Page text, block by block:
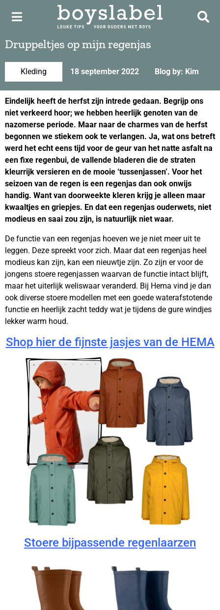
Druppeltjes op mijn regenjas
Kleding 18 september 2022 Blog by: Kim
Eindelijk heeft de herfst zijn intrede gedaan. Begrijp ons
niet verkeerd hoor; we hebben heerlijk genoten van de
nazomerse periode. Maar naar de charmes van de herfst
begonnen we stiekem ook te verlangen. Ja, wat ons betreft
werd het echt eens tijd voor de geur van het natte asfalt na
een fixe regenbui, de vallende bladeren die de straten
kleurrijk versieren en de mooie ‘tussenjassen’. Voor het
seizoen van de regen is een regenjas dan ook onwijs
handig. Want van doorweekte kleren krijg je alleen maar
kwaaltjes en griepjes. En dat een regenjas ouderwets, niet
modieus en saai zou zijn, is natuurlijk niet waar.
De functie van een regenjas hoeven we je niet meer uit te
leggen. Deze spreekt voor zich. Maar dat een regenjas heel
modieus kan zijn, kan een nieuwtje zijn. Zo zijn er voor de
jongens stoere regenjassen waarvan de functie intact blijft,
maar het uiterlijk weliswaar veranderd. Bij Hema vind je dan
ook diverse stoere modellen met een goede waterafstotende
functie en heerlijk zacht teddy wat je tijdens de gure windjes
lekker warm houd.
Shop hier de fijnste jasjes van de HEMA
Stoere bijpassende regenlaarzen